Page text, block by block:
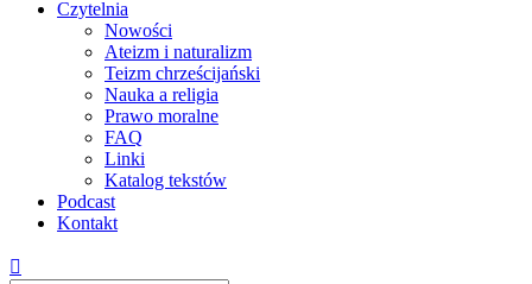
Czytelnia
Nowości
Ateizm i naturalizm
Teizm chrześcijański
Nauka a religia
Prawo moralne
FAQ
Linki
Katalog tekstów
Podcast
Kontakt
